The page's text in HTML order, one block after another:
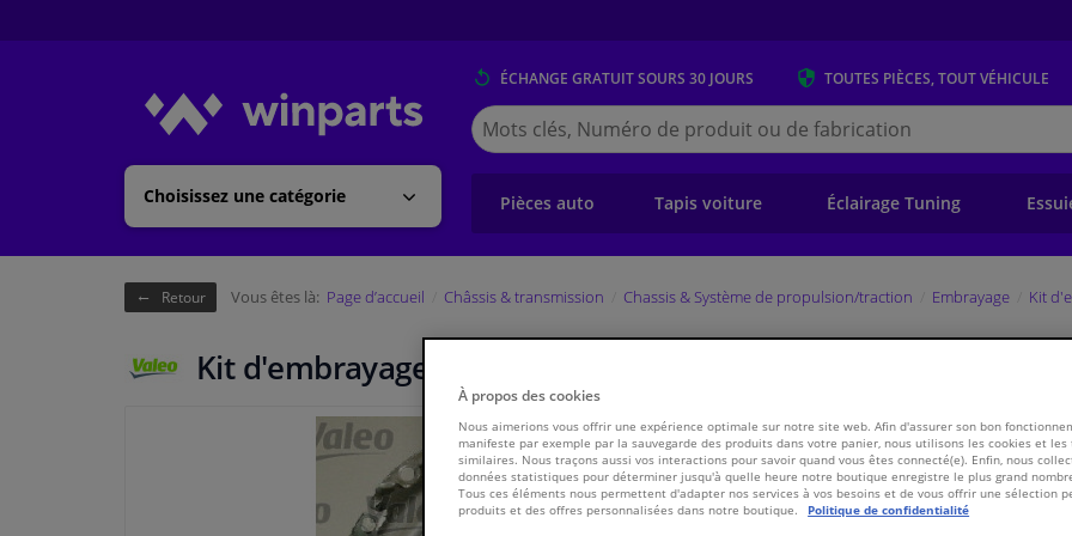
Choisissez une catégorie
ÉCHANGE GRATUITSOURS 30 JOURS TOUTES PIÈCES, TOUT VÉHICULE
Chercher
Winparts.be
(Wallonie)
Pièces auto Tapis voiture Éclairage Tuning
Retour Vous êtes là: Page d’accueil Châssis & transmission Chassis & Système de propulsion/traction Embrayage Kit
Kit d'embrayage KIT2P 826048 Valeo
€ 178,26
Voir les
À propos des cookies
Nous aimerions vous offrir une expérience optimale sur notre site web. Afin d'assurer son bon
manifeste par exemple par la sauvegarde des produits dans votre panier, nous utilisons les cookies et les
similaires. Nous traçons aussi vos interactions pour savoir quand vous êtes connecté(e). Enfin, nous
données statistiques pour déterminer jusqu'à quelle heure notre boutique enregistre le plus grand
Tous ces éléments nous permettent d'adapter nos services à vos besoins et de vous offrir une sélection
produits et des offres personnalisées dans notre boutique.
Politique de confidentialité